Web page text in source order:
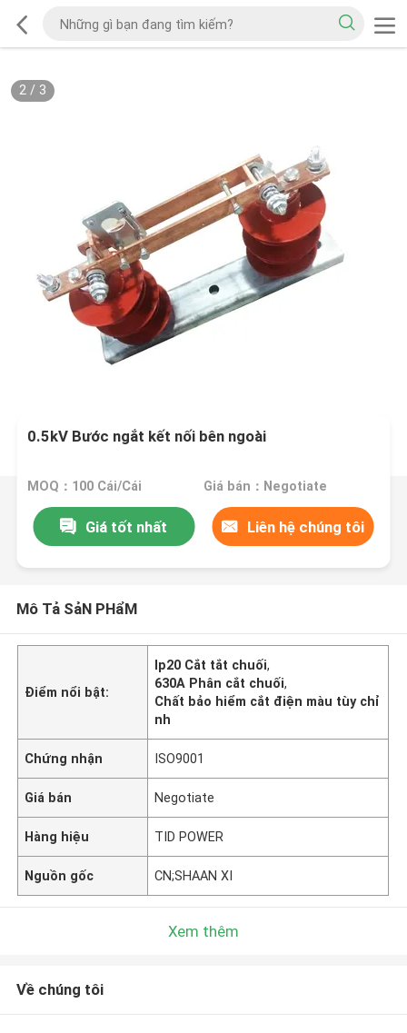
2/ 3
0.5kV Bước ngắt kết nối bên ngoài
MOQ：100 Cái/Cái Giá bán：Negotiate
Giá tốt nhất Liên hệ chúng tôi
Mô Tả SảN PHẩM
Điểm nổi bật:
Ip20 Cắt tắt chuối,
630A Phân cắt chuối,
Chất bảo hiểm cắt điện màu tùy chỉ
nh
Chứng nhận ISO9001
Giá bán Negotiate
Hàng hiệu TID POWER
Nguồn gốc CN;SHAAN XI
Xem thêm
Về chúng tôi